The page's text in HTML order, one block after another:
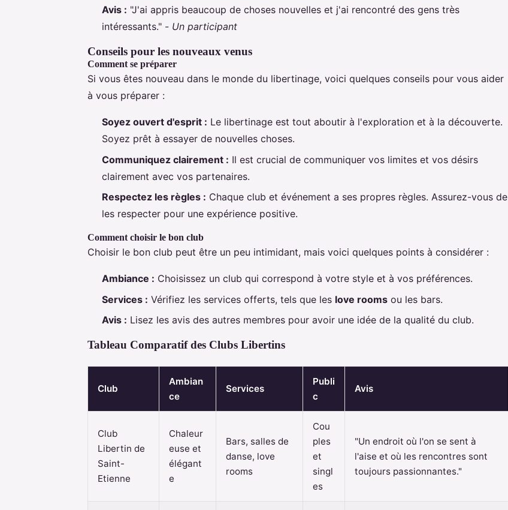
Avis : "J'ai appris beaucoup de choses nouvelles et j'ai rencontré des gens très
intéressants." - Un participant
Conseils pour les nouveaux venus
Comment se préparer
Si vous êtes nouveau dans le monde du libertinage, voici quelques conseils pour vous aider
à vous préparer :
Soyez ouvert d'esprit : Le libertinage est tout aboutir à l'exploration et à la découverte.
Soyez prêt à essayer de nouvelles choses.
Communiquez clairement : Il est crucial de communiquer vos limites et vos désirs
clairement avec vos partenaires.
Respectez les règles : Chaque club et événement a ses propres règles. Assurez-vous de
les respecter pour une expérience positive.
Comment choisir le bon club
Choisir le bon club peut être un peu intimidant, mais voici quelques points à considérer :
Ambiance : Choisissez un club qui correspond à votre style et à vos préférences.
Services : Vérifiez les services offerts, tels que les love rooms ou les bars.
Avis : Lisez les avis des autres membres pour avoir une idée de la qualité du club.
Tableau Comparatif des Clubs Libertins
Club
Ambian
ce
Services
Publi
c
Avis
Club
Libertin de
Saint-
Etienne
Chaleur
euse et
élégant
e
Bars, salles de
danse, love
rooms
Cou
ples
et
singl
es
"Un endroit où l'on se sent à
l'aise et où les rencontres sont
toujours passionnantes."